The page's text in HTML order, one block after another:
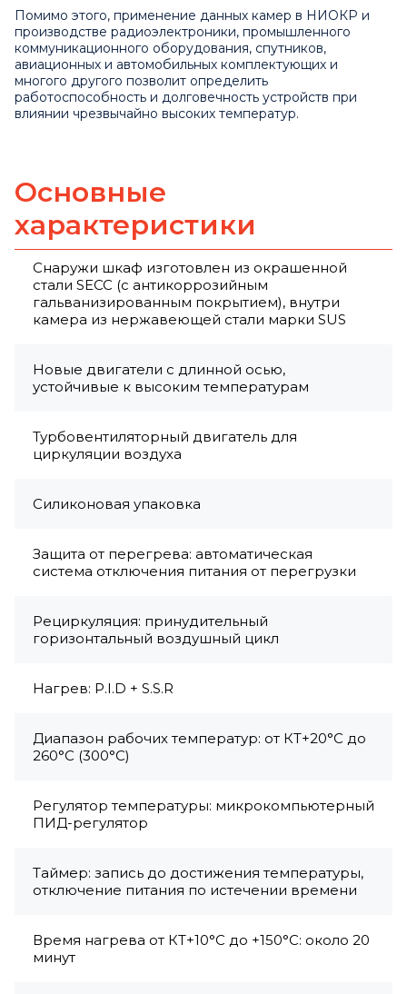
Помимо этого, применение данных камер в НИОКР и
производстве радиоэлектроники, промышленного
коммуникационного оборудования, спутников,
авиационных и автомобильных комплектующих и
многого другого позволит определить
работоспособность и долговечность устройств при
влиянии чрезвычайно высоких температур.
Основные
характеристики
Снаружи шкаф изготовлен из окрашенной
стали SECC (с антикоррозийным
гальванизированным покрытием), внутри
камера из нержавеющей стали марки SUS
Новые двигатели с длинной осью,
устойчивые к высоким температурам
Турбовентиляторный двигатель для
циркуляции воздуха
Силиконовая упаковка
Защита от перегрева: автоматическая
система отключения питания от перегрузки
Рециркуляция: принудительный
горизонтальный воздушный цикл
Нагрев: P.I.D + S.S.R
Диапазон рабочих температур: от КТ+20°C до
260°C (300°C)
Регулятор температуры: микрокомпьютерный
ПИД-регулятор
Таймер: запись до достижения температуры,
отключение питания по истечении времени
Время нагрева от КТ+10°C до +150°C: около 20
минут